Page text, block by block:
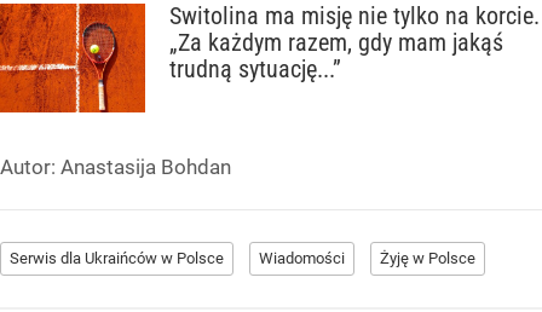
Switolina ma misję nie tylko na korcie.
„Za każdym razem, gdy mam jakąś
trudną sytuację...”
Autor: Anastasija Bohdan
Serwis dla Ukraińców w Polsce Wiadomości Żyję w Polsce